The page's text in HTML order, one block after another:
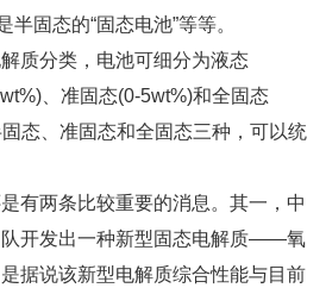
固态的“固态电池”等等。
质分类，电池可细分为液态
、准固态(0-5wt%)和全固态
态、准固态和全固态三种，可以统
有两条比较重要的消息。其一，中
队开发出一种新型固态电解质——氧
据说该新型电解质综合性能与目前